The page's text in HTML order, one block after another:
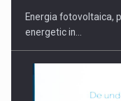
Energia fotovoltaica,
energetic in…